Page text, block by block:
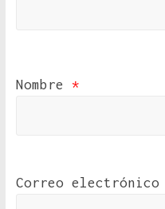
Nombre *
Correo electrónico